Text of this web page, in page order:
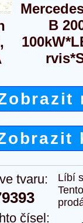
B
tvaru:
čísel:
Líbí